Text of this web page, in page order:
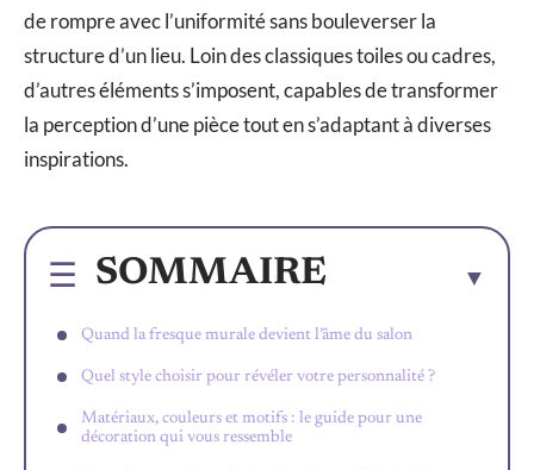
de rompre avec l’uniformité sans bouleverser la
structure d’un lieu. Loin des classiques toiles ou cadres,
d’autres éléments s’imposent, capables de transformer
la perception d’une pièce tout en s’adaptant à diverses
inspirations.
SOMMAIRE
Quand la fresque murale devient l’âme du salon
Quel style choisir pour révéler votre personnalité ?
Matériaux, couleurs et motifs : le guide pour une
décoration qui vous ressemble